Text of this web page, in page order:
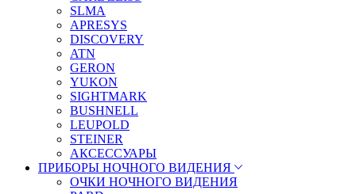
SLMA
APRESYS
DISCOVERY
ATN
GERON
YUKON
SIGHTMARK
BUSHNELL
LEUPOLD
STEINER
АКСЕССУАРЫ
ПРИБОРЫ НОЧНОГО ВИДЕНИЯ
ОЧКИ НОЧНОГО ВИДЕНИЯ